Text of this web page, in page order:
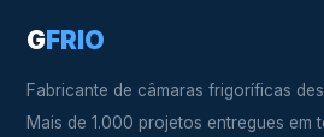
GFRIO
Fabricante de câmaras frigoríficas
Mais de 1.000 projetos entregues em